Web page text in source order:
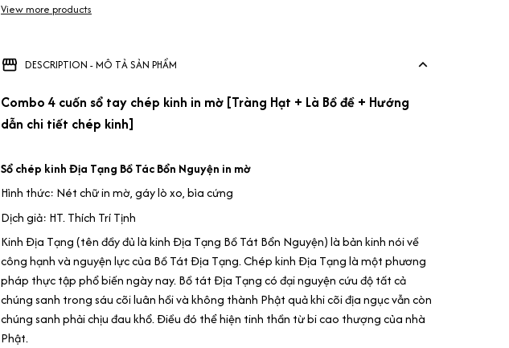
View more products
DESCRIPTION - MÔ TẢ SẢN PHẨM
Combo 4 cuốn sổ tay chép kinh in mờ [Tràng Hạt + Là Bồ đề + Hướng
dẫn chi tiết chép kinh]
Sổ chép kinh Địa Tạng Bồ Tác Bổn Nguyện in mờ
Hình thức: Nét chữ in mờ, gáy lò xo, bìa cứng
Dịch giả: HT. Thích Trí Tịnh
Kinh Địa Tạng (tên đầy đủ là kinh Địa Tạng Bồ Tát Bổn Nguyện) là bản kinh nói về
công hạnh và nguyện lực của Bồ Tát Địa Tạng. Chép kinh Địa Tạng là một phương
pháp thực tập phổ biến ngày nay. Bồ tát Địa Tạng có đại nguyện cứu độ tất cả
chúng sanh trong sáu cõi luân hồi và không thành Phật quả khi cõi địa ngục vẫn còn
chúng sanh phải chịu đau khổ. Điều đó thể hiện tinh thần từ bi cao thượng của nhà
Phật.